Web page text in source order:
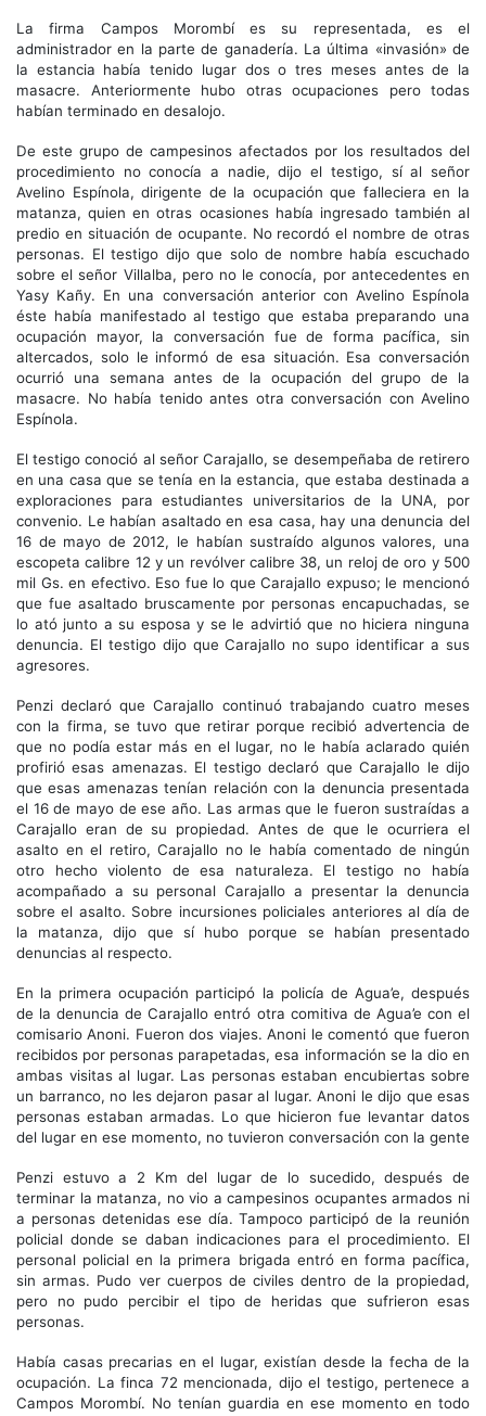
La firma Campos Morombí es su representada, es el
administrador en la parte de ganadería. La última «invasión» de
la estancia había tenido lugar dos o tres meses antes de la
masacre. Anteriormente hubo otras ocupaciones pero todas
habían terminado en desalojo.
De este grupo de campesinos afectados por los resultados del
procedimiento no conocía a nadie, dijo el testigo, sí al señor
Avelino Espínola, dirigente de la ocupación que falleciera en la
matanza, quien en otras ocasiones había ingresado también al
predio en situación de ocupante. No recordó el nombre de otras
personas. El testigo dijo que solo de nombre había escuchado
sobre el señor Villalba, pero no le conocía, por antecedentes en
Yasy Kañy. En una conversación anterior con Avelino Espínola
éste había manifestado al testigo que estaba preparando una
ocupación mayor, la conversación fue de forma pacífica, sin
altercados, solo le informó de esa situación. Esa conversación
ocurrió una semana antes de la ocupación del grupo de la
masacre. No había tenido antes otra conversación con Avelino
Espínola.
El testigo conoció al señor Carajallo, se desempeñaba de retirero
en una casa que se tenía en la estancia, que estaba destinada a
exploraciones para estudiantes universitarios de la UNA, por
convenio. Le habían asaltado en esa casa, hay una denuncia del
16 de mayo de 2012, le habían sustraído algunos valores, una
escopeta calibre 12 y un revólver calibre 38, un reloj de oro y 500
mil Gs. en efectivo. Eso fue lo que Carajallo expuso; le mencionó
que fue asaltado bruscamente por personas encapuchadas, se
lo ató junto a su esposa y se le advirtió que no hiciera ninguna
denuncia. El testigo dijo que Carajallo no supo identificar a sus
agresores.
Penzi declaró que Carajallo continuó trabajando cuatro meses
con la firma, se tuvo que retirar porque recibió advertencia de
que no podía estar más en el lugar, no le había aclarado quién
profirió esas amenazas. El testigo declaró que Carajallo le dijo
que esas amenazas tenían relación con la denuncia presentada
el 16 de mayo de ese año. Las armas que le fueron sustraídas a
Carajallo eran de su propiedad. Antes de que le ocurriera el
asalto en el retiro, Carajallo no le había comentado de ningún
otro hecho violento de esa naturaleza. El testigo no había
acompañado a su personal Carajallo a presentar la denuncia
sobre el asalto. Sobre incursiones policiales anteriores al día de
la matanza, dijo que sí hubo porque se habían presentado
denuncias al respecto.
En la primera ocupación participó la policía de Agua’e, después
de la denuncia de Carajallo entró otra comitiva de Agua’e con el
comisario Anoni. Fueron dos viajes. Anoni le comentó que fueron
recibidos por personas parapetadas, esa información se la dio en
ambas visitas al lugar. Las personas estaban encubiertas sobre
un barranco, no les dejaron pasar al lugar. Anoni le dijo que esas
personas estaban armadas. Lo que hicieron fue levantar datos
del lugar en ese momento, no tuvieron conversación con la gente
Penzi estuvo a 2 Km del lugar de lo sucedido, después de
terminar la matanza, no vio a campesinos ocupantes armados ni
a personas detenidas ese día. Tampoco participó de la reunión
policial donde se daban indicaciones para el procedimiento. El
personal policial en la primera brigada entró en forma pacífica,
sin armas. Pudo ver cuerpos de civiles dentro de la propiedad,
pero no pudo percibir el tipo de heridas que sufrieron esas
personas.
Había casas precarias en el lugar, existían desde la fecha de la
ocupación. La finca 72 mencionada, dijo el testigo, pertenece a
Campos Morombí. No tenían guardia en ese momento en todo